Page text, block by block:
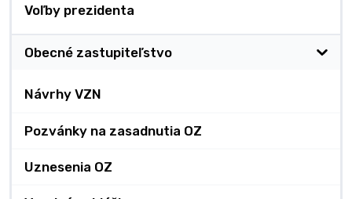
Voľby prezidenta
Obecné zastupiteľstvo
Návrhy VZN
Pozvánky na zasadnutia OZ
Uznesenia OZ